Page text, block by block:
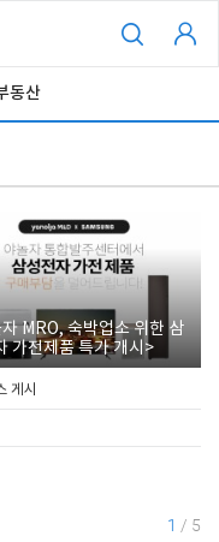
동산
MRO, 숙박업소 위한 삼
가전제품 특가 개시>
게시
1 / 5